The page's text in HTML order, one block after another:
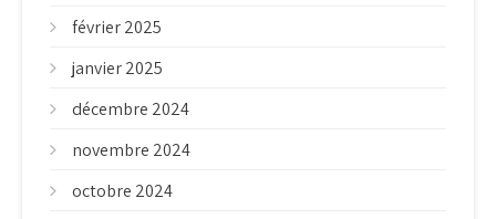
février 2025
janvier 2025
décembre 2024
novembre 2024
octobre 2024